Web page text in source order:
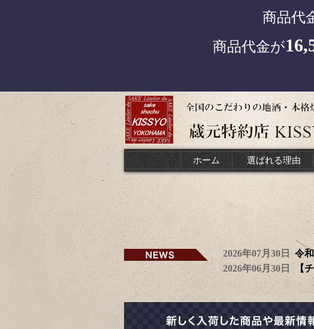
商品代
商品代金が
ホーム 選ばれる理由
2026年07月30日令
2026年06月30日【